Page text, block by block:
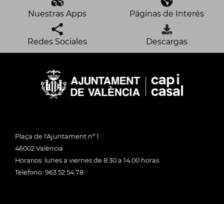
Nuestras Apps Páginas de Interés
Redes Sociales Descargas
Plaça de l'Ajuntament nº 1
46002 València
Horarios: lunes a viernes de 8:30 a 14:00 horas
Teléfono: 963 52 54 78